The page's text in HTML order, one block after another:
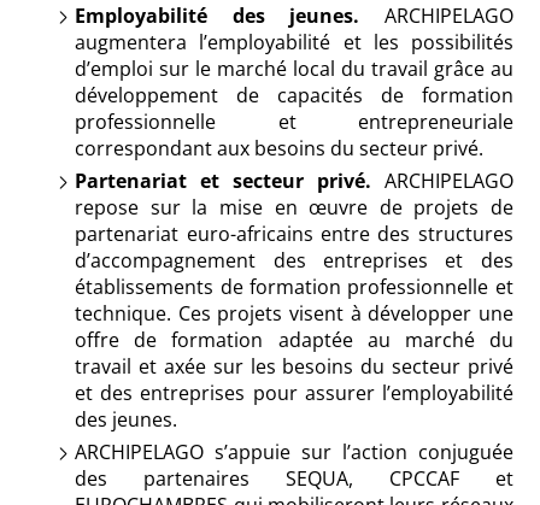
Employabilité des jeunes.
ARCHIPELAGO
augmentera l’employabilité et les possibilités
d’emploi sur le marché local du travail grâce au
développement de capacités de formation
professionnelle et entrepreneuriale
correspondant aux besoins du secteur privé.
Partenariat et secteur privé. ARCHIPELAGO
repose sur la mise en œuvre de projets de
partenariat euro-africains entre des structures
d’accompagnement des entreprises et des
établissements de formation professionnelle et
technique. Ces projets visent à développer une
offre de formation adaptée au marché du
travail et axée sur les besoins du secteur privé
et des entreprises pour assurer l’employabilité
des jeunes.
ARCHIPELAGO s’appuie sur l’action conjuguée
des partenaires SEQUA, CPCCAF et